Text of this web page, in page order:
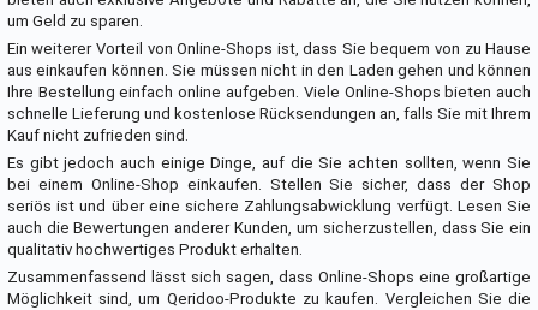
um Geld zu sparen.
Ein weiterer Vorteil von Online-Shops ist, dass Sie bequem von zu Hause
aus einkaufen können. Sie müssen nicht in den Laden gehen und können
Ihre Bestellung einfach online aufgeben. Viele Online-Shops bieten auch
schnelle Lieferung und kostenlose Rücksendungen an, falls Sie mit Ihrem
Kauf nicht zufrieden sind.
Es gibt jedoch auch einige Dinge, auf die Sie achten sollten, wenn Sie
bei einem Online-Shop einkaufen. Stellen Sie sicher, dass der Shop
seriös ist und über eine sichere Zahlungsabwicklung verfügt. Lesen Sie
auch die Bewertungen anderer Kunden, um sicherzustellen, dass Sie ein
qualitativ hochwertiges Produkt erhalten.
Zusammenfassend lässt sich sagen, dass Online-Shops eine großartige
Möglichkeit sind, um Qeridoo-Produkte zu kaufen. Vergleichen Sie die